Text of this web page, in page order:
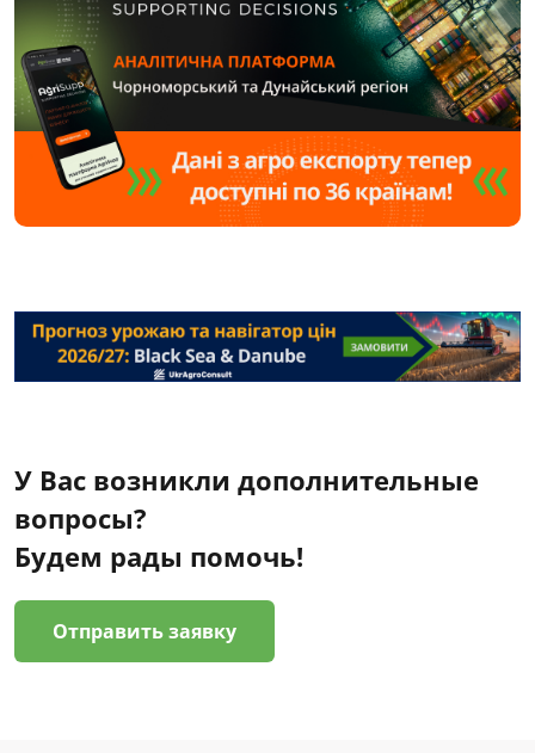
У Вас возникли дополнительные
вопросы?
Будем рады помочь!
Отправить заявку